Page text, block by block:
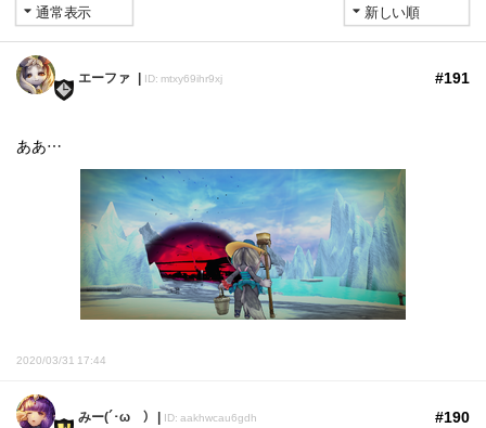
エーファ ID: mtxy69ihr9xj #191
ああ…
2020/03/31 17:44
みー(´･ωゞ） ID: aakhwcau6gdh #190